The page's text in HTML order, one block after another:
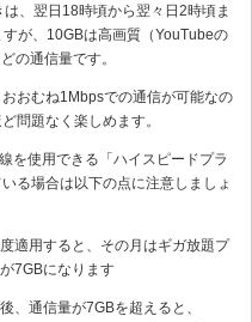
、翌日18時頃から翌々日2時頃ま
が、10GBは高画質（YouTubeの
の通信量です。
おむね1Mbpsでの通信が可能なの
問題なく楽しめます。
を使用できる「ハイスピードプラ
る場合は以下の点に注意しましょ
適用すると、その月はギガ放題プ
7GBになります
、通信量が7GBを超えると、